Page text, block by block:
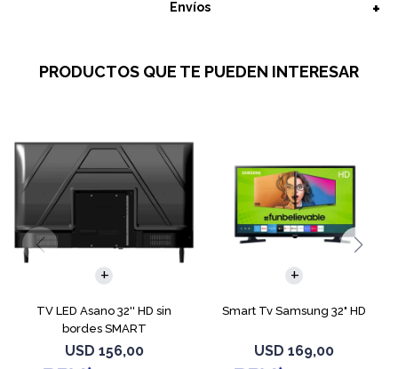
Envíos
PRODUCTOS QUE TE PUEDEN INTERESAR
TV LED Asano 32'' HD sin
bordes SMART
USD 156,00
Smart Tv Samsung 32" HD
USD 169,00